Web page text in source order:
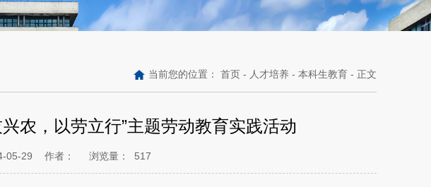
当前您的位置： 首页 - 人才培养 - 本科生教育 - 正文
农，以劳立行”主题劳动教育实践活动
05-29 作者： 浏览量： 517